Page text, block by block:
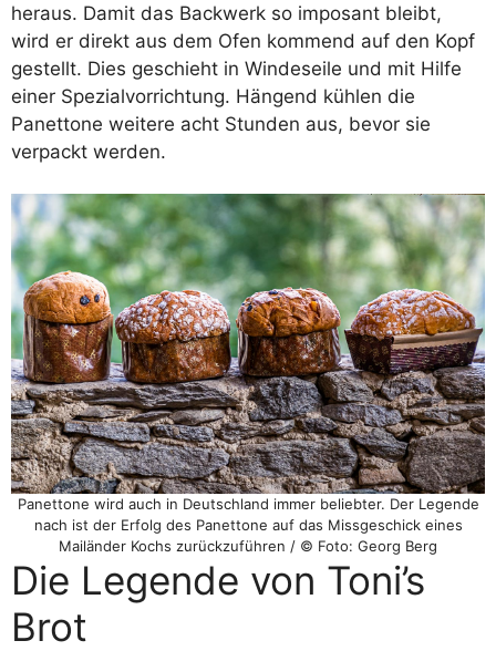
heraus. Damit das Backwerk so imposant bleibt,
wird er direkt aus dem Ofen kommend auf den Kopf
gestellt. Dies geschieht in Windeseile und mit Hilfe
einer Spezialvorrichtung. Hängend kühlen die
Panettone weitere acht Stunden aus, bevor sie
verpackt werden.
Panettone wird auch in Deutschland immer beliebter. Der Legende
nach ist der Erfolg des Panettone auf das Missgeschick eines
Mailänder Kochs zurückzuführen / © Foto: Georg Berg
Die Legende von Toni’s
Brot